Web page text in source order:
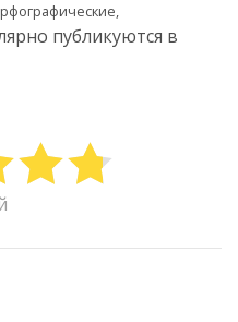
публикуются в